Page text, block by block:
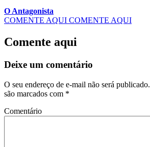
O Antagonista
COMENTE AQUI COMENTE AQUI
Comente aqui
Deixe um comentário
O seu endereço de e-mail não será publicado.
são marcados com *
Comentário